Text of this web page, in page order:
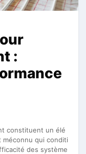
:
constituent un élé
qui conditi
des système